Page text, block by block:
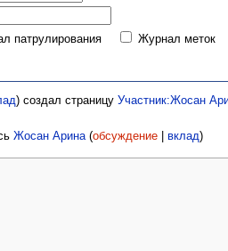
патрулирования Журнал меток
)создал страницу Участник:Жосан
Жосан Арина (обсуждение| вклад)